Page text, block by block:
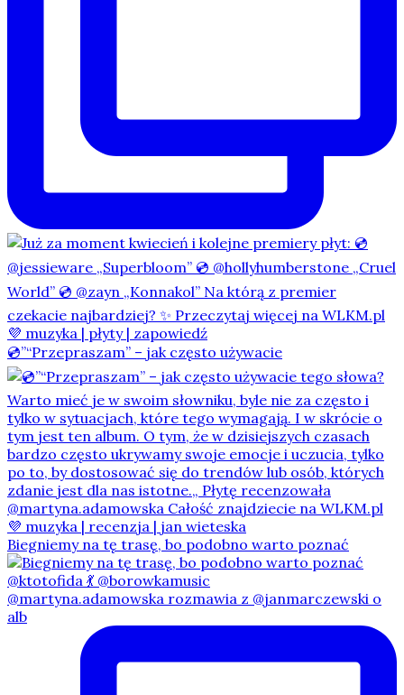
💿”“Przepraszam” – jak często używacie
Biegniemy na tę trasę, bo podobno warto poznać
@martyna.adamowska rozmawia z @janmarczewski o
alb